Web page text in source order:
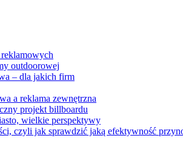
outdoorowej
– dla jakich firm
a reklama zewnętrzna
projekt billboardu
wielkie perspektywy
czyli jak sprawdzić jaką efektywność